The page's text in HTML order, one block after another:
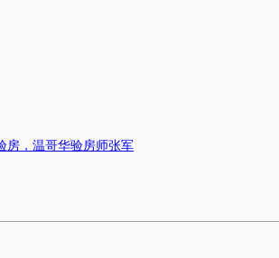
房，温哥华验房师张军